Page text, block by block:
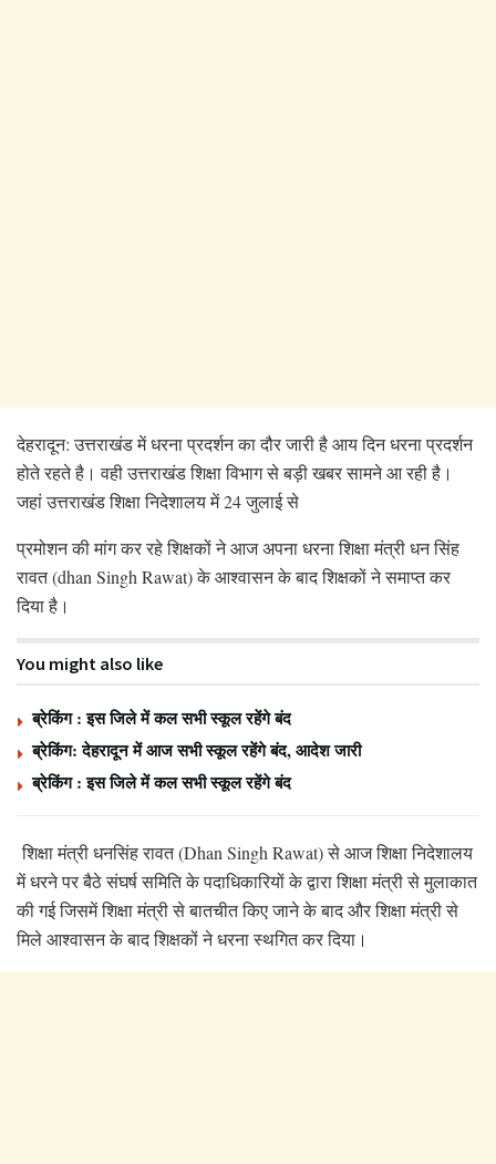
देहरादून: उत्तराखंड में धरना प्रदर्शन का दौर जारी है आय दिन धरना प्रदर्शन
होते रहते है। वही उत्तराखंड शिक्षा विभाग से बड़ी खबर सामने आ रही है।
जहां उत्तराखंड शिक्षा निदेशालय में 24 जुलाई से
प्रमोशन की मांग कर रहे शिक्षकों ने आज अपना धरना शिक्षा मंत्री धन सिंह
रावत (dhan Singh Rawat) के आश्वासन के बाद शिक्षकों ने समाप्त कर
दिया है।
You might also like
ब्रेकिंग : इस जिले में कल सभी स्कूल रहेंगे बंद
ब्रेकिंग: देहरादून में आज सभी स्कूल रहेंगे बंद, आदेश जारी
ब्रेकिंग : इस जिले में कल सभी स्कूल रहेंगे बंद
शिक्षा मंत्री धनसिंह रावत (Dhan Singh Rawat) से आज शिक्षा निदेशालय
में धरने पर बैठे संघर्ष समिति के पदाधिकारियों के द्वारा शिक्षा मंत्री से मुलाकात
की गई जिसमें शिक्षा मंत्री से बातचीत किए जाने के बाद और शिक्षा मंत्री से
मिले आश्वासन के बाद शिक्षकों ने धरना स्थगित कर दिया।